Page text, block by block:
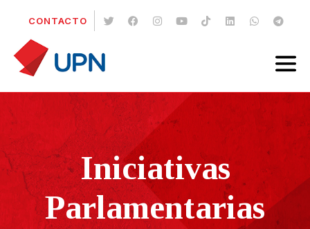
CONTACTO
Iniciativas
Parlamentarias